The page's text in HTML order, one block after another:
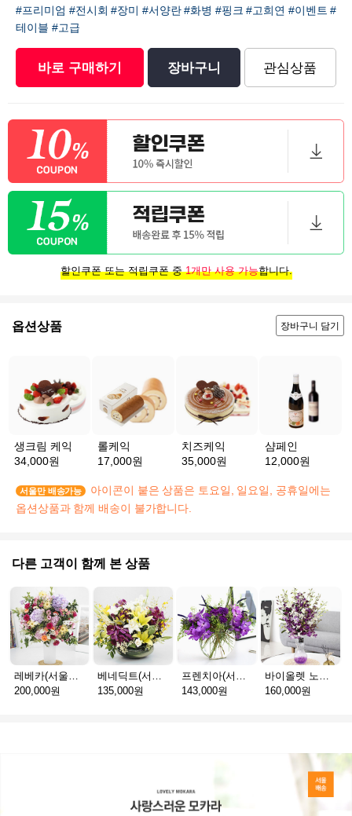
#프리미엄 #전시회 #장미 #서양란 #화병 #핑크 #고희연 #이벤트 #
테이블 #고급
바로 구매하기 장바구니 관심상품
할인쿠폰 또는 적립쿠폰 중1개만 사용 가능합니다.
옵션상품 장바구니 담기
생크림 케익
34,000원
롤케익
17,000원
치즈케익
35,000원
샴페인
12,000원
서울만 배송가능
아이콘이 붙은 상품은 토요일, 일요일, 공휴일에는
옵션상품과 함께 배송이 불가합니다.
다른 고객이 함께 본 상품
레베카(서울P_예약배송)
200,000원
베네딕트(서울P_예약배송)
135,000원
프렌치아(서울P_예약배송)
143,000원
바이올렛 노블(서울P_예약배송)
160,000원